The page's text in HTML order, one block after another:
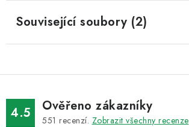
Související soubory (2)
4.5 Ověřeno zákazníky
551 recenzí. Zobrazit všechny recenze